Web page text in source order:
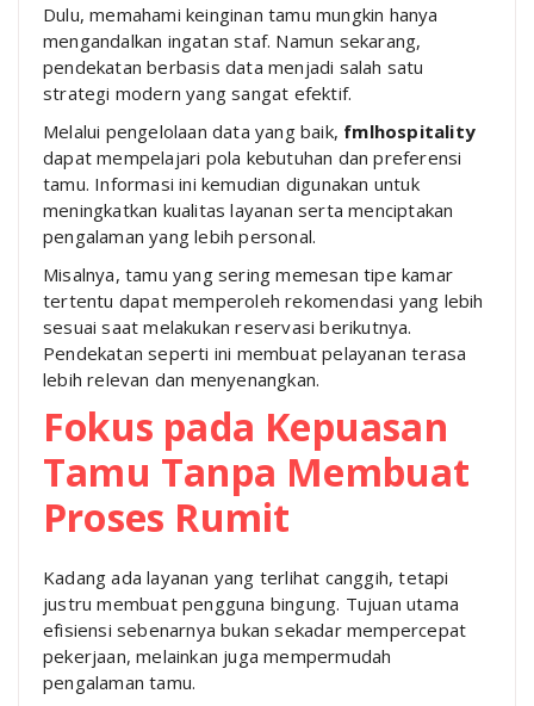
Dulu, memahami keinginan tamu mungkin hanya
mengandalkan ingatan staf. Namun sekarang,
pendekatan berbasis data menjadi salah satu
strategi modern yang sangat efektif.
Melalui pengelolaan data yang baik, fmlhospitality
dapat mempelajari pola kebutuhan dan preferensi
tamu. Informasi ini kemudian digunakan untuk
meningkatkan kualitas layanan serta menciptakan
pengalaman yang lebih personal.
Misalnya, tamu yang sering memesan tipe kamar
tertentu dapat memperoleh rekomendasi yang lebih
sesuai saat melakukan reservasi berikutnya.
Pendekatan seperti ini membuat pelayanan terasa
lebih relevan dan menyenangkan.
Fokus pada Kepuasan
Tamu Tanpa Membuat
Proses Rumit
Kadang ada layanan yang terlihat canggih, tetapi
justru membuat pengguna bingung. Tujuan utama
efisiensi sebenarnya bukan sekadar mempercepat
pekerjaan, melainkan juga mempermudah
pengalaman tamu.